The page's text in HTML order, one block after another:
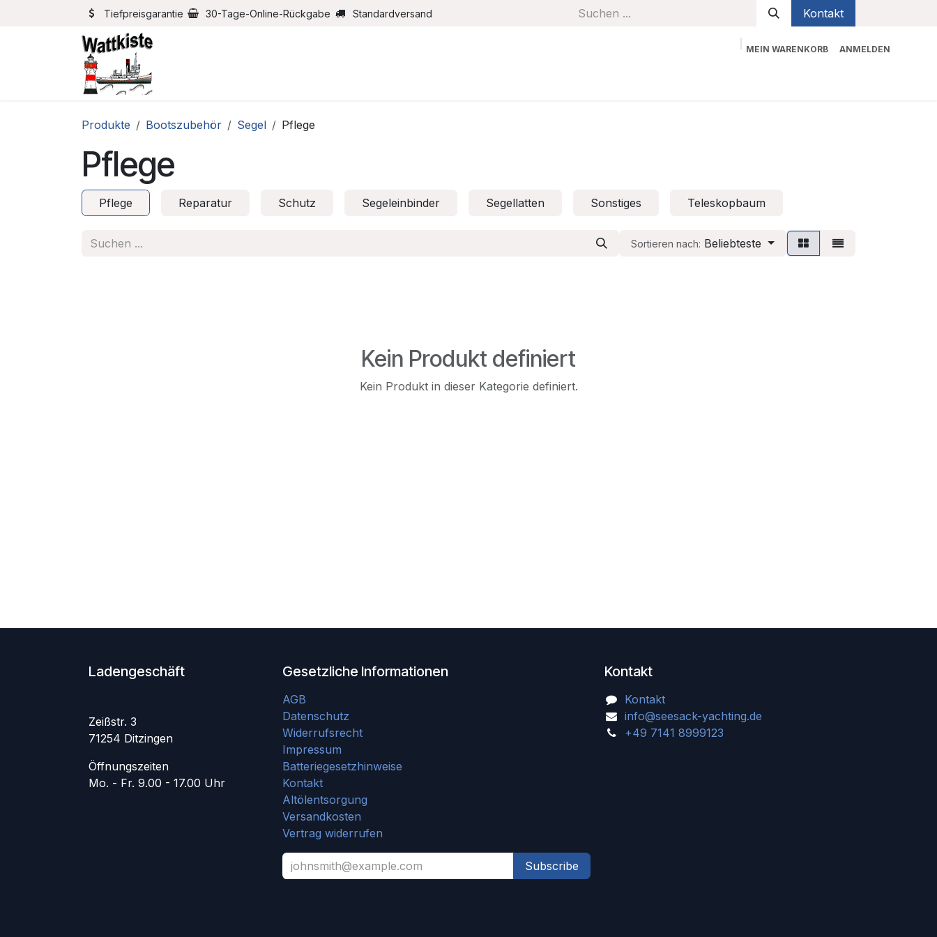
Zum Inhalt springenTiefpreisgarantie 30-Tage-Online-Rückgabe Standardversand Kontakt
MEIN WARENKORB ANMELDEN
Produkte Bootszubehör Segel Pflege
Pflege
Pflege Reparatur Schutz Segeleinbinder Segellatten Sonstiges Teleskopbaum
Sortieren nach: Beliebteste
Kein Produkt definiert
Kein Produkt in dieser Kategorie definiert.
Ladengeschäft
Zeißstr. 3
71254 Ditzingen
Öffnungszeiten
Mo. - Fr. 9.00 - 17.00 Uhr
Kontakt
Kontakt
info@seesack-yachting.de
+49 7141 8999123
Gesetzliche Informationen
AGB
Datenschutz
Widerrufsrecht
Impressum
Batteriegesetzhinweise
Kontakt
Altölentsorgung
Versandkosten
Vertrag widerrufen
Subscribe